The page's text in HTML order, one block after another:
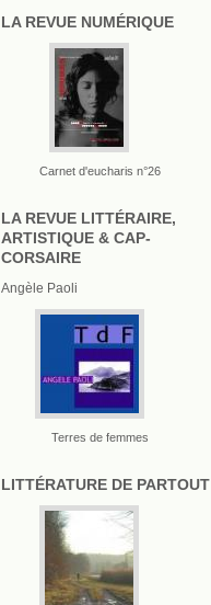
LA REVUE NUMÉRIQUE
Carnet d'eucharis n°26
LA REVUE LITTÉRAIRE,
ARTISTIQUE & CAP-
CORSAIRE
Angèle Paoli
Terres de femmes
LITTÉRATURE DE PARTOUT